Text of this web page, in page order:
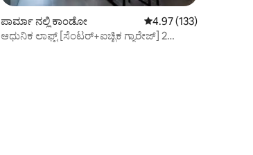
ಪಾರ್ಮಾ ನಲ್ಲಿ ಕಾಂಡೋ 5 ರಲ್ಲಿ 4.97 ಸರಾಸರಿ
4.97 (133)
ಆಧುನಿಕ ಲಾಫ್ಟ್ [ಸೆಂಟರ್+ಐಚ್ಛಿಕ ಗ್ಯಾರೇಜ್] 2